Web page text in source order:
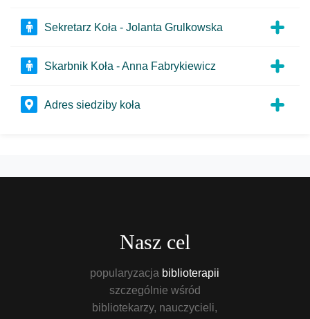
Sekretarz Koła - Jolanta Grulkowska
Skarbnik Koła - Anna Fabrykiewicz
Adres siedziby koła
Nasz cel
popularyzacja biblioterapii
szczególnie wśród
bibliotekarzy, nauczycieli,